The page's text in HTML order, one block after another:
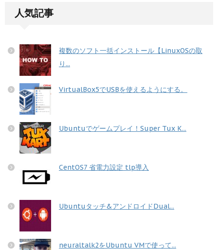
人気記事
複数のソフト一括インストール【LinuxOSの取
り...
VirtualBox5でUSBを使えるようにする。
Ubuntuでゲームプレイ！Super Tux K...
CentOS7 省電力設定 tlp導入
Ubuntuタッチ&アンドロイドDual...
neuraltalk2をUbuntu VMで使って...